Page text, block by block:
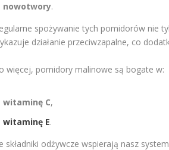
nowotwory.
spożywanie tych pomidorów nie
działanie przeciwzapalne, co
więcej, pomidory malinowe są bogate w:
witaminę C,
witaminę E.
składniki odżywcze wspierają nasz